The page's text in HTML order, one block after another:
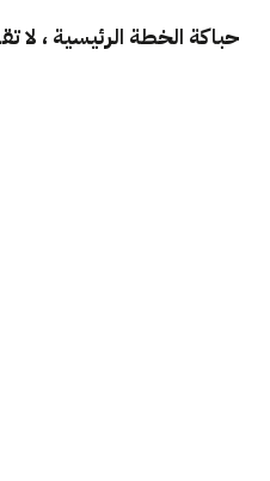
حباكة الخطة الرئيسية ، لا